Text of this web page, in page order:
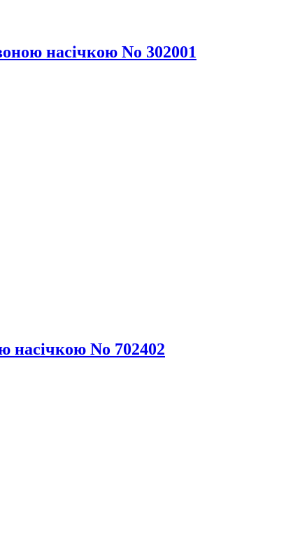
насічкою No 302001
насічкою No 702402